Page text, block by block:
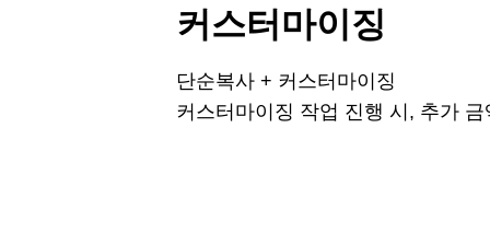
커스터마이징
단순복사 + 커스터마이징
커스터마이징 작업 진행 시, 추가